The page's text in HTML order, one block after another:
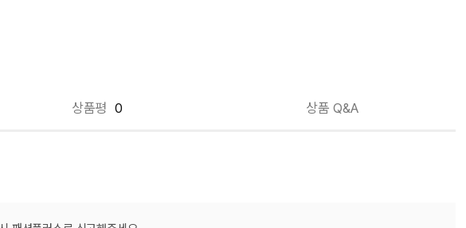
상품평 0 상품 Q&A